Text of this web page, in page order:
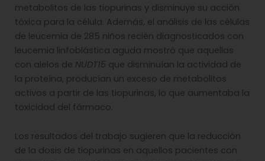
metabolitos de las tiopurinas y disminuye su acción
tóxica para la célula. Además, el análisis de las células
de leucemia de 285 niños recién diagnosticados con
leucemia linfoblástica aguda mostró que aquellas
con alelos de NUDT15 que disminuían la actividad de
la proteína, producían un exceso de metabolitos
activos a partir de las tiopurinas, lo que aumentaba la
toxicidad del fármaco.
Los resultados del trabajo sugieren que la reducción
de la dosis de tiopurinas en aquellos pacientes con